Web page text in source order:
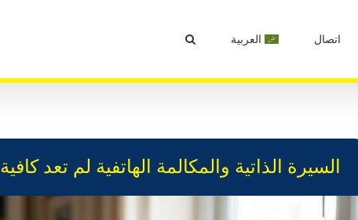
اتصال العربية
السيرة الذاتية والمكالمة الهاتفية لم تعد كافية